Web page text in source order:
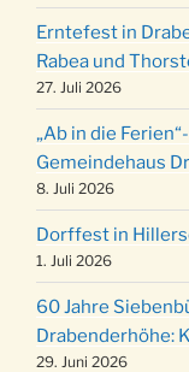
24.12.
24.12.
24.12.
15:00
24.12.
18:00
24.12.
um 23:00
31.12.
18:00 Uhr
Erntefest in
Rabea und
27. Juli 2026
„Ab in die
Gemeindehaus
8. Juli 2026
Dorffest in
1. Juli 2026
60 Jahre
Drabenderhöhe:
29. Juni 2026